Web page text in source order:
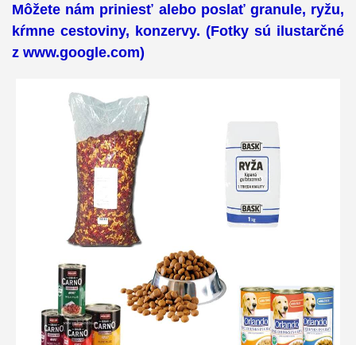
Môžete nám priniesť alebo poslať granule, ryžu,
kŕmne cestoviny, konzervy. (Fotky sú ilustarčné
z www.google.com)